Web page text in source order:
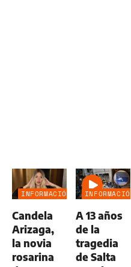
INFORMACIÓN
Candela
Arizaga,
la novia
rosarina
INFORMACIÓN
A 13 años
de la
tragedia
de Salta